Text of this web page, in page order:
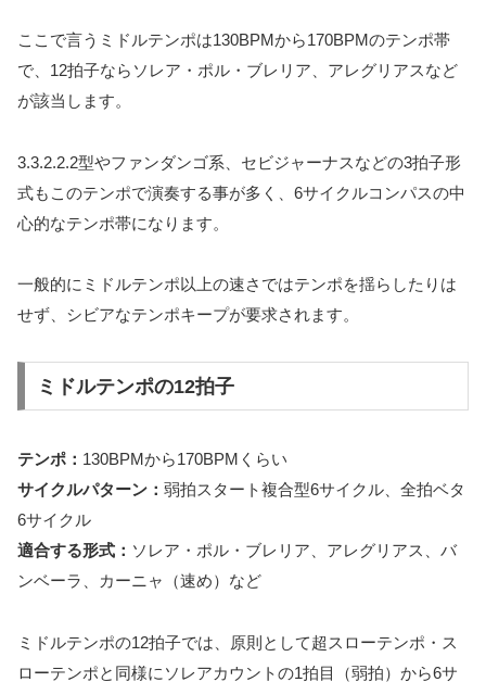
ここで言うミドルテンポは130BPMから170BPMのテンポ帯
で、12拍子ならソレア・ポル・ブレリア、アレグリアスなど
が該当します。
3.3.2.2.2型やファンダンゴ系、セビジャーナスなどの3拍子形
式もこのテンポで演奏する事が多く、6サイクルコンパスの中
心的なテンポ帯になります。
一般的にミドルテンポ以上の速さではテンポを揺らしたりは
せず、シビアなテンポキープが要求されます。
ミドルテンポの12拍子
テンポ： 130BPMから170BPMくらい
サイクルパターン： 弱拍スタート複合型6サイクル、全拍ベタ
6サイクル
適合する形式： ソレア・ポル・ブレリア、アレグリアス、バ
ンベーラ、カーニャ（速め）など
ミドルテンポの12拍子では、原則として超スローテンポ・ス
ローテンポと同様にソレアカウントの1拍目（弱拍）から6サ